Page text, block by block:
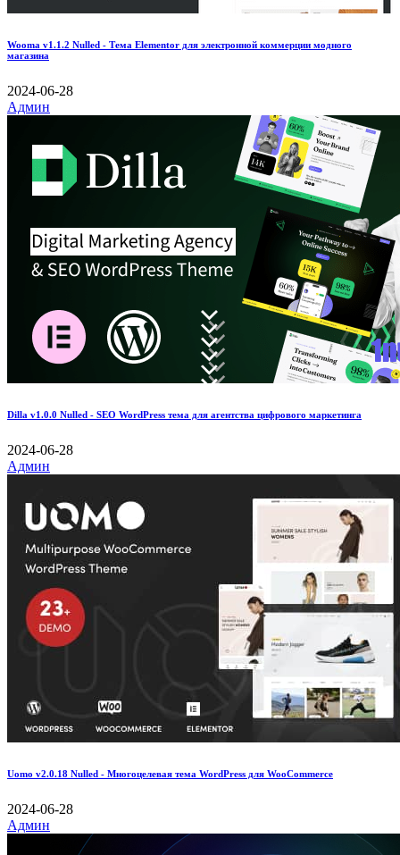
Wooma v1.1.2 Nulled - Тема Elementor для электронной коммерции модного
магазина
2024-06-28
Админ
Dilla v1.0.0 Nulled - SEO WordPress тема для агентства цифрового маркетинга
2024-06-28
Админ
Uomo v2.0.18 Nulled - Многоцелевая тема WordPress для WooCommerce
2024-06-28
Админ